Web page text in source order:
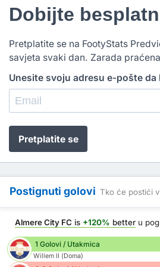
Dobijte
Pretplatite se na FootyStats
savjeta svaki dan. Zarada
Unesite svoju adresu e-pošte
Pretplatite se
Postignuti golovi Tko će postići
Almere City FC is +120% better u
1 Golovi / Utakmica
Willem II (Doma)